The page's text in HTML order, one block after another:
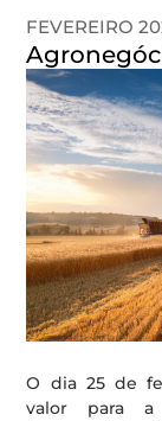
FEVEREIRO
O dia 25 de
valor para a